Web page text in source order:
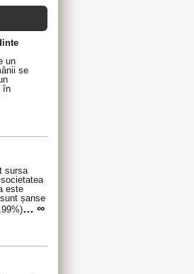
un
se
în
sursa
este
șanse
… ∞